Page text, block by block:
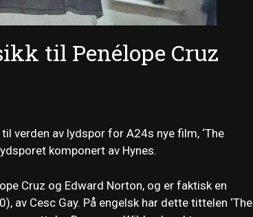
til Penélope Cruz
verden av lydspor for A24s nye film, ‘The
komponert av Hynes.
Cruz og Edward Norton, og er faktisk en
av Cesc Gay. På engelsk har dette tittelen ‘The